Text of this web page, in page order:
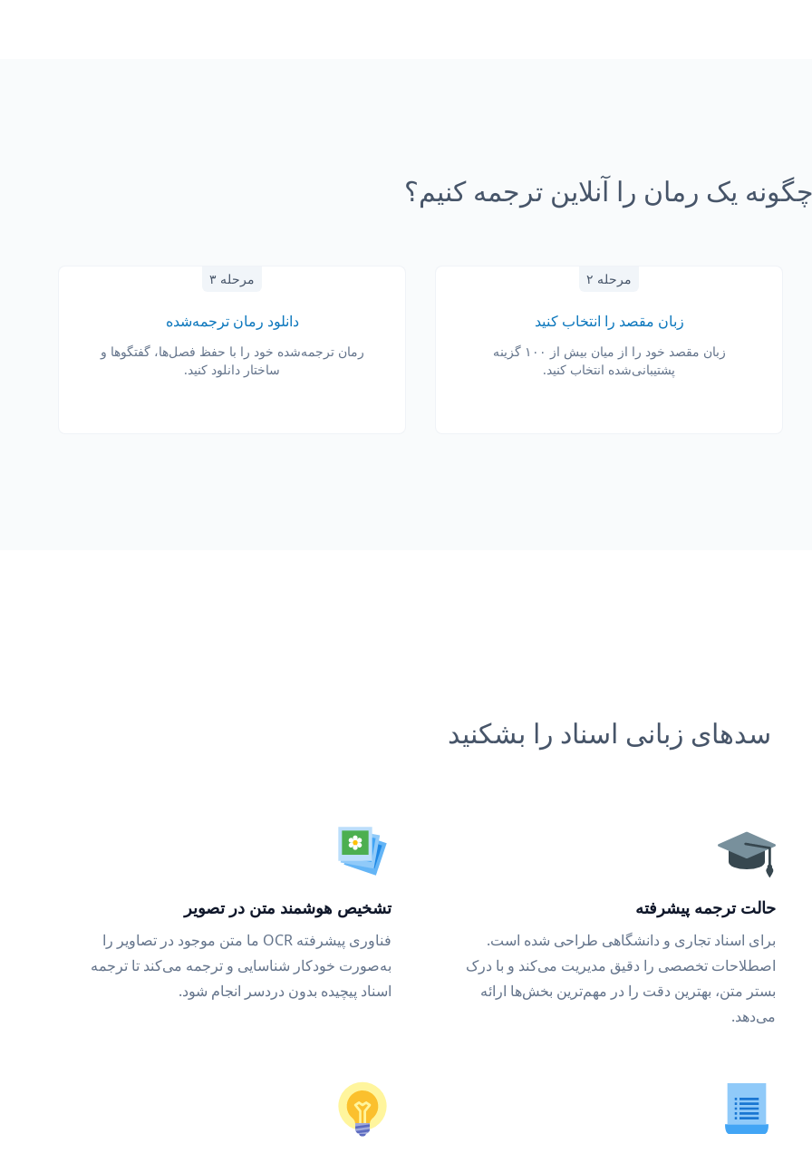
یک رمان را آنلاین ترجمه کنیم؟
مرحله ۲
زبان مقصد را انتخاب کنید
زبان مقصد خود را از میان بیش از ۱۰۰ گزینه
پشتیبانی‌شده انتخاب کنید.
مرحله ۳
دانلود رمان ترجمه‌شده
رمان ترجمه‌شده خود را با حفظ فصل‌ها، گفتگوها و
ساختار دانلود کنید.
سدهای زبانی اسناد را بشکنید
حالت ترجمه پیشرفته
برای اسناد تجاری و دانشگاهی طراحی شده است.
اصطلاحات تخصصی را دقیق مدیریت می‌کند و با درک
بستر متن، بهترین دقت را در مهم‌ترین بخش‌ها ارائه
می‌دهد.
تشخیص هوشمند متن در تصویر
فناوری پیشرفته OCR ما متن موجود در تصاویر را
به‌صورت خودکار شناسایی و ترجمه می‌کند تا ترجمه
اسناد پیچیده بدون دردسر انجام شود.